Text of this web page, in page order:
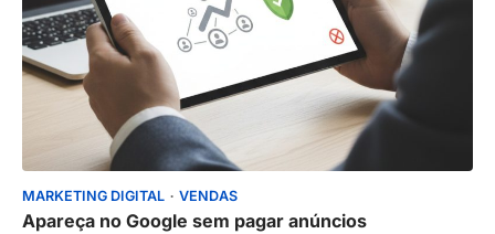
MARKETING DIGITAL VENDAS
Apareça no Google sem pagar anúncios